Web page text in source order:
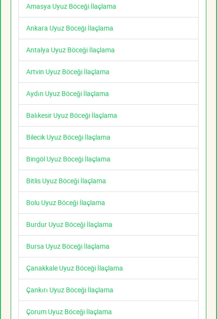
Amasya Uyuz Böceği İlaçlama
Ankara Uyuz Böceği İlaçlama
Antalya Uyuz Böceği İlaçlama
Artvin Uyuz Böceği İlaçlama
Aydın Uyuz Böceği İlaçlama
Balıkesir Uyuz Böceği İlaçlama
Bilecik Uyuz Böceği İlaçlama
Bingöl Uyuz Böceği İlaçlama
Bitlis Uyuz Böceği İlaçlama
Bolu Uyuz Böceği İlaçlama
Burdur Uyuz Böceği İlaçlama
Bursa Uyuz Böceği İlaçlama
Çanakkale Uyuz Böceği İlaçlama
Çankırı Uyuz Böceği İlaçlama
Çorum Uyuz Böceği İlaçlama